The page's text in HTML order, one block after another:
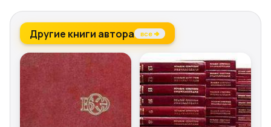
Другие книги автора все →